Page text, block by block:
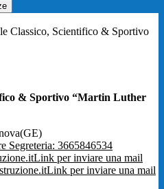
Classico, Scientifico & Sportivo
& Sportivo “Martin Luther
Segreteria: 3665846534
Link per inviare una mail
Link per inviare una mail